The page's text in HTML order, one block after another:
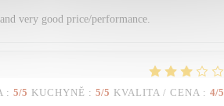
very good price/performance.
: 5/5 KUCHYNĚ : 5/5 KVALITA / CENA : 4/5